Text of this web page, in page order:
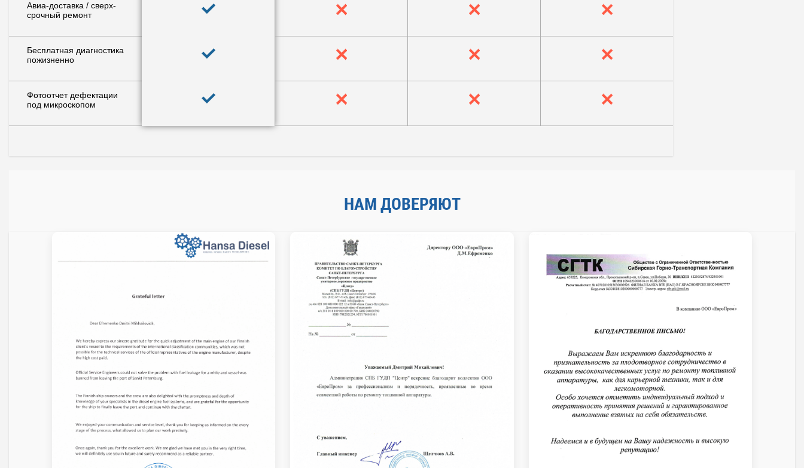
Авиа-доставка / сверх-
срочный ремонт
Бесплатная диагностика
пожизненно
Фотоотчет дефектации
под микроскопом
НАМ ДОВЕРЯЮТ